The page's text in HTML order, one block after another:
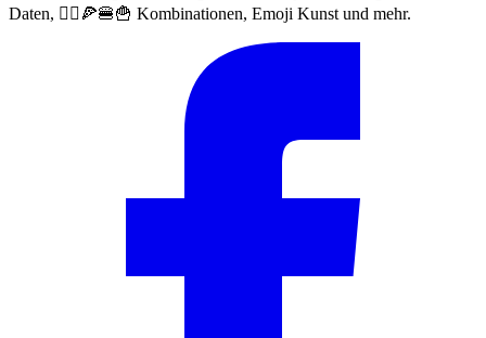
Daten, 🙅‍♀️🍕🍔🍟 Kombinationen, Emoji Kunst und mehr.